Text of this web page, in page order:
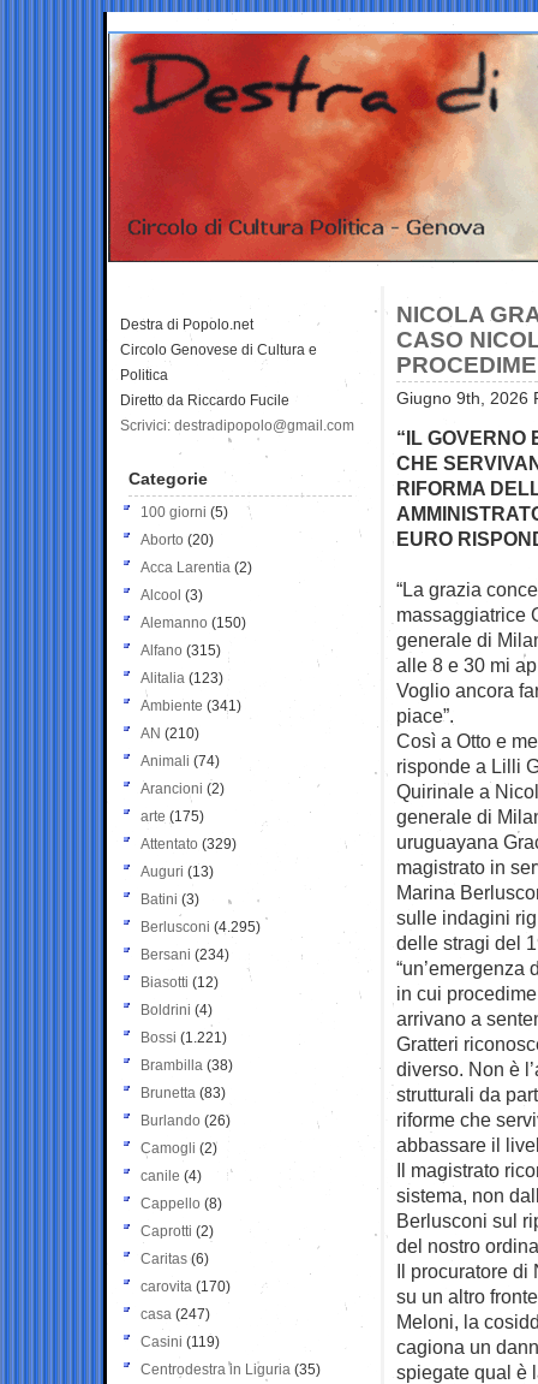
NICOLA
CASO
Giugno 9th, 2026
“IL GOVERNO
CHE
RIFORMA
EURO
“La grazia
massaggiatrice
generale di
alle 8 e 30 mi
Voglio ancora
piace”.
Così a Otto e
risponde a Lilli
Quirinale a
generale di
uruguayana
magistrato in
Marina
sulle indagini
delle stragi del
“un’emergenza
in cui
arrivano a
Gratteri
diverso. Non è
strutturali da
riforme che
abbassare il
Il magistrato
sistema, non
Berlusconi sul
del nostro
Il procuratore di
su un altro
Meloni, la
cagiona un
spiegate qual è
Destra di Popolo.net
Circolo Genovese di Cultura e
Politica
Diretto da Riccardo Fucile
Scrivici: destradipopolo@gmail.com
Categorie
100 giorni (5)
Aborto (20)
Acca Larentia (2)
Alcool (3)
Alemanno (150)
Alfano (315)
Alitalia (123)
Ambiente (341)
AN (210)
Animali (74)
Arancioni (2)
arte (175)
Attentato (329)
Auguri (13)
Batini (3)
Berlusconi (4.295)
Bersani (234)
Biasotti (12)
Boldrini (4)
Bossi (1.221)
Brambilla (38)
Brunetta (83)
Burlando (26)
Camogli (2)
canile (4)
Cappello (8)
Caprotti (2)
Caritas (6)
carovita (170)
casa (247)
Casini (119)
Centrodestra in Liguria (35)